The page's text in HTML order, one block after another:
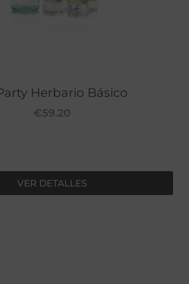
Herbario Básico
€59.20
VER DETALLES